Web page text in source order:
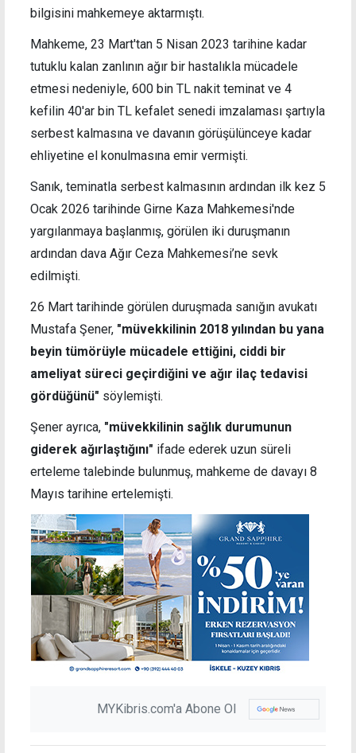
bilgisini mahkemeye aktarmıştı.
Mahkeme, 23 Mart'tan 5 Nisan 2023 tarihine kadar
tutuklu kalan zanlının ağır bir hastalıkla mücadele
etmesi nedeniyle, 600 bin TL nakit teminat ve 4
kefilin 40'ar bin TL kefalet senedi imzalaması şartıyla
serbest kalmasına ve davanın görüşülünceye kadar
ehliyetine el konulmasına emir vermişti.
Sanık, teminatla serbest kalmasının ardından ilk kez 5
Ocak 2026 tarihinde Girne Kaza Mahkemesi'nde
yargılanmaya başlanmış, görülen iki duruşmanın
ardından dava Ağır Ceza Mahkemesi’ne sevk
edilmişti.
26 Mart tarihinde görülen duruşmada sanığın avukatı
Mustafa Şener, "müvekkilinin 2018 yılından bu yana
beyin tümörüyle mücadele ettiğini, ciddi bir
ameliyat süreci geçirdiğini ve ağır ilaç tedavisi
gördüğünü" söylemişti.
Şener ayrıca, "müvekkilinin sağlık durumunun
giderek ağırlaştığını" ifade ederek uzun süreli
erteleme talebinde bulunmuş, mahkeme de davayı 8
Mayıs tarihine ertelemişti.
MYKibris.com'a Abone Ol